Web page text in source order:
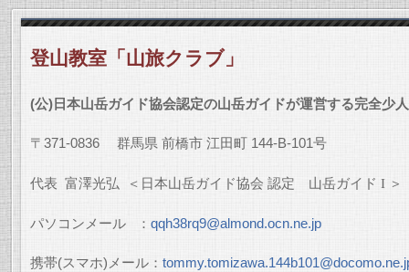
登山教室「山旅クラブ」
(公)日本山岳ガイド協会認定の山岳ガイドが運営する完全少
〒 371-0836 群馬県 前橋市 江田町 144-B-101号
代表 富澤光弘 ＜日本山岳ガイド協会 認定 山岳ガイド I ＞
パソコンメール ： qqh38rq9@almond.ocn.ne.jp
携帯(スマホ)メール：